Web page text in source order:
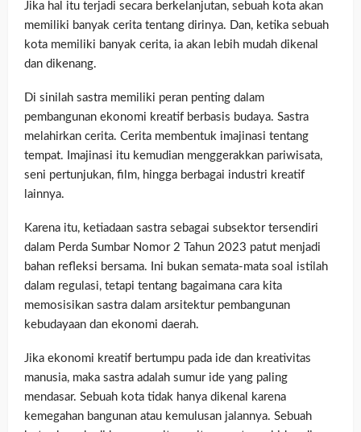
Jika hal itu terjadi secara berkelanjutan, sebuah kota akan
memiliki banyak cerita tentang dirinya. Dan, ketika sebuah
kota memiliki banyak cerita, ia akan lebih mudah dikenal
dan dikenang.
Di sinilah sastra memiliki peran penting dalam
pembangunan ekonomi kreatif berbasis budaya. Sastra
melahirkan cerita. Cerita membentuk imajinasi tentang
tempat. Imajinasi itu kemudian menggerakkan pariwisata,
seni pertunjukan, film, hingga berbagai industri kreatif
lainnya.
Karena itu, ketiadaan sastra sebagai subsektor tersendiri
dalam Perda Sumbar Nomor 2 Tahun 2023 patut menjadi
bahan refleksi bersama. Ini bukan semata-mata soal istilah
dalam regulasi, tetapi tentang bagaimana cara kita
memosisikan sastra dalam arsitektur pembangunan
kebudayaan dan ekonomi daerah.
Jika ekonomi kreatif bertumpu pada ide dan kreativitas
manusia, maka sastra adalah sumur ide yang paling
mendasar. Sebuah kota tidak hanya dikenal karena
kemegahan bangunan atau kemulusan jalannya. Sebuah